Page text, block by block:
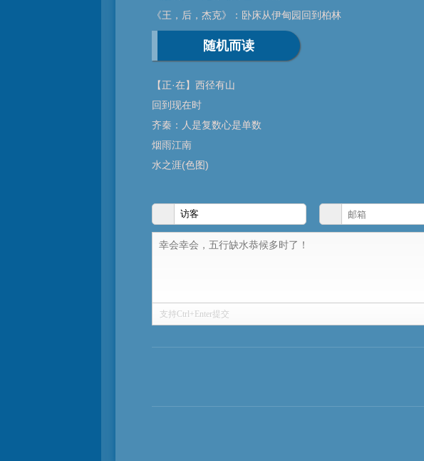
《王，后，杰克》：卧床从伊甸园回到柏林
随机而读
【正·在】西径有山
回到现在时
齐秦：人是复数心是单数
烟雨江南
水之涯(色图)
支持Ctrl+Enter提交